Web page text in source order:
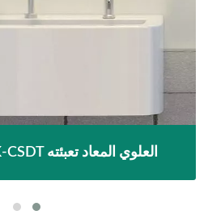
موزع الصابون HK-CSDT العلوي المعاد تعبئته